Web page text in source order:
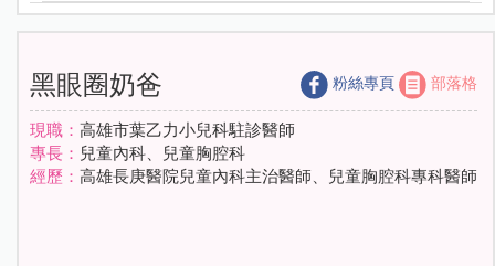
黑眼圈奶爸 粉絲專頁 部落格
現職： 高雄市葉乙力小兒科駐診醫師
專長： 兒童內科、兒童胸腔科
經歷： 高雄長庚醫院兒童內科主治醫師、兒童胸腔科專科醫師